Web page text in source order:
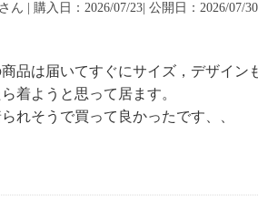
さん | 購入日：2026/07/23| 公開日：2026/07/30
品は届いてすぐにサイズ，デザイン
着ようと思って居ます。
れそうで買って良かったです、、